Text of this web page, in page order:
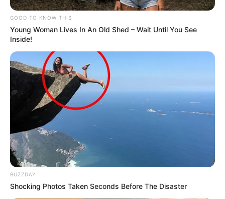
GOOD TO KNOW THIS
Young Woman Lives In An Old Shed – Wait Until You See
Inside!
BUZZDAY
Shocking Photos Taken Seconds Before The Disaster